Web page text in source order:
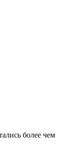
более чем